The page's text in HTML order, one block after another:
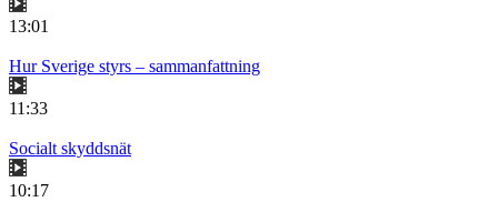
13:01
Hur Sverige styrs – sammanfattning
11:33
Socialt skyddsnät
10:17